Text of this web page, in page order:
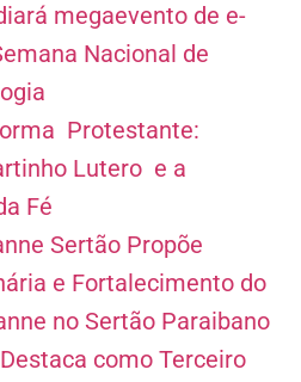
megaevento de e-
Nacional de
Protestante:
Lutero e a
Fé
Sertão Propõe
e Fortalecimento do
no Sertão Paraibano
como Terceiro